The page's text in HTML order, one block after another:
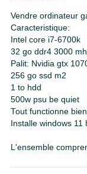
Vendre ordinateur
Caracteristique:
Intel core i7-6700k
32 go ddr4 3000
Palit: Nvidia gtx
256 go ssd m2
1 to hdd
500w psu be quiet
Tout functionne
Installe windows 11
L'ensemble